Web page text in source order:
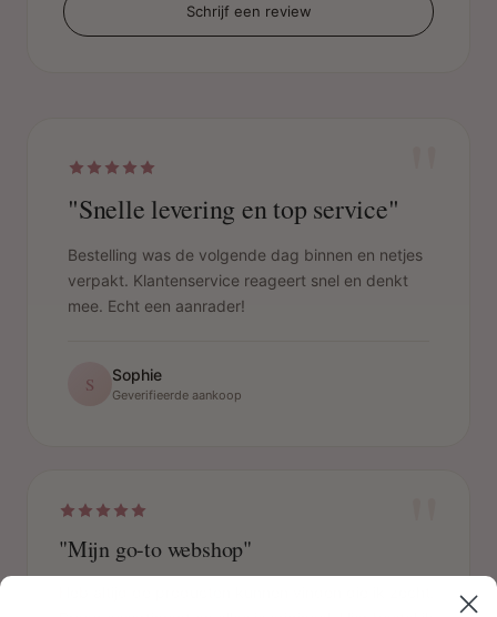
Schrijf een review
"Snelle levering en top service"
Bestelling was de volgende dag binnen en netjes
verpakt. Klantenservice reageert snel en denkt
mee. Echt een aanrader!
S Sophie
Geverifieerde aankoop
"Mijn go-to webshop"